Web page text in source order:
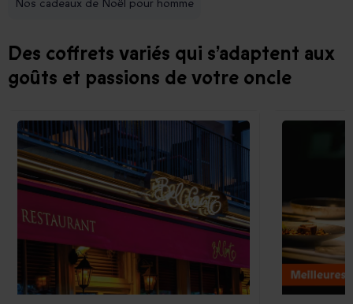
Nos cadeaux de Noël pour homme
Des coffrets variés qui s’adaptent aux
goûts et passions de votre oncle